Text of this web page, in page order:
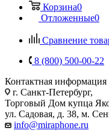
Корзина0
Отложенные0
Сравнение
8 (800) 500-00-22
Контактная информация
г. Санкт-Петербург,
Торговый Дом купца
ул. Садовая, д. 38, м.
info@miraphone.ru